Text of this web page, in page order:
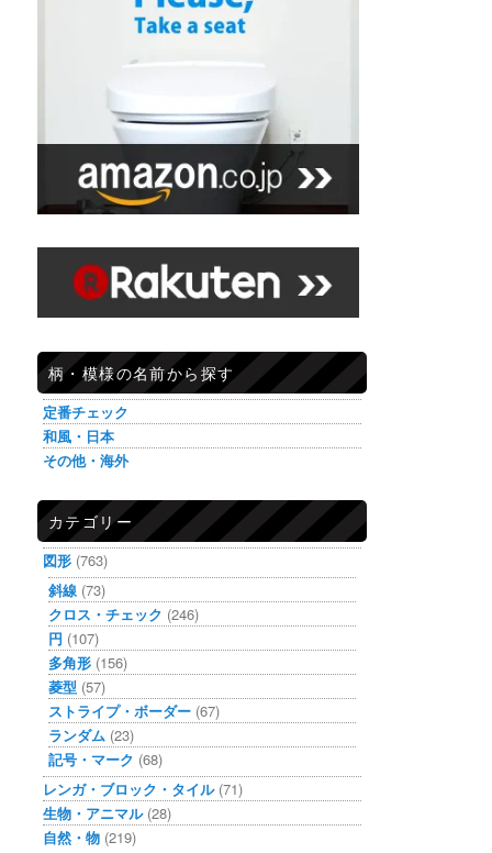
柄・模様の名前から探す
定番チェック
和風・日本
その他・海外
カテゴリー
図形 (763)
斜線 (73)
クロス・チェック (246)
円 (107)
多角形 (156)
菱型 (57)
ストライプ・ボーダー (67)
ランダム (23)
記号・マーク (68)
レンガ・ブロック・タイル(71)
生物・アニマル(28)
自然・物 (219)